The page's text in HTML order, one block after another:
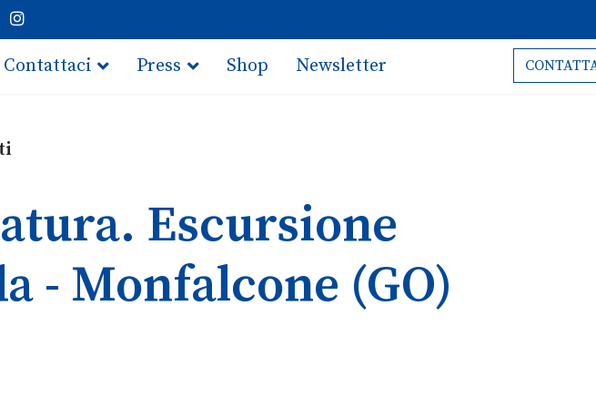
Contattaci Press Shop Newsletter
Escursione
- Monfalcone (GO)